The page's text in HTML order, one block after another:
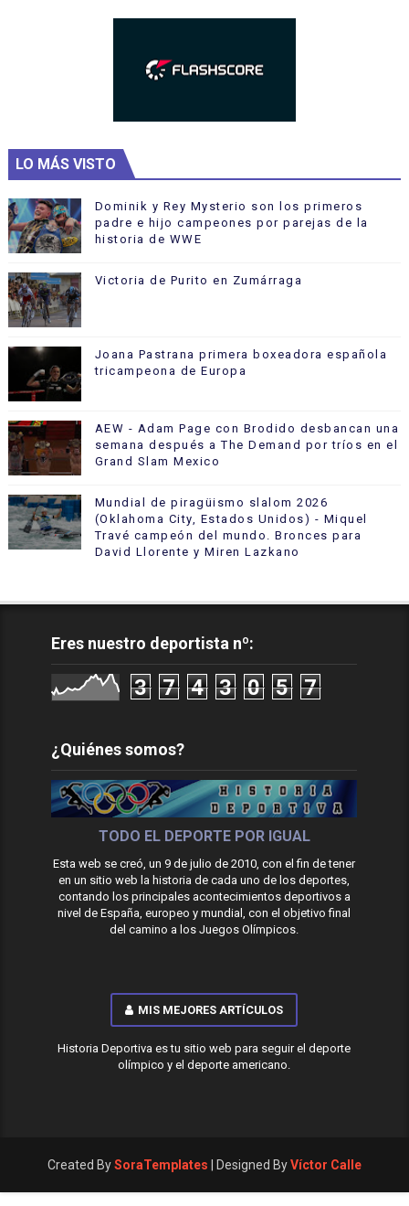
LO MÁS VISTO
Dominik y Rey Mysterio son los primeros
padre e hijo campeones por parejas de la
historia de WWE
Victoria de Purito en Zumárraga
Joana Pastrana primera boxeadora española
tricampeona de Europa
AEW - Adam Page con Brodido desbancan una
semana después a The Demand por tríos en el
Grand Slam Mexico
Mundial de piragüismo slalom 2026
(Oklahoma City, Estados Unidos) - Miquel
Travé campeón del mundo. Bronces para
David Llorente y Miren Lazkano
Eres nuestro deportista nº:
3 7 4 3 0 5 7
¿Quiénes somos?
TODO EL DEPORTE POR IGUAL
Esta web se creó, un 9 de julio de 2010, con el fin de tener
en un sitio web la historia de cada uno de los deportes,
contando los principales acontecimientos deportivos a
nivel de España, europeo y mundial, con el objetivo final
del camino a los Juegos Olímpicos.
MIS MEJORES ARTÍCULOS
Historia Deportiva es tu sitio web para seguir el deporte
olímpico y el deporte americano.
Created BySoraTemplates | Designed ByVíctor Calle